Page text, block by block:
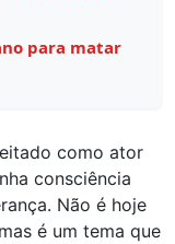
para matar
como ator
consciência
Não é hoje
é um tema que